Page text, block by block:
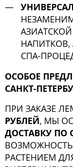
СПА-
ОСОБОЕ
САНКТ-
ПРИ ЗАКАЗЕ
РУБЛЕЙ, МЫ
ДОСТАВКУ ПО
РАСТЕНИЕМ